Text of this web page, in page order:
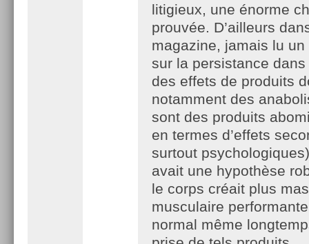
litigieux, une énorme
prouvée. D’ailleurs
magazine, jamais lu un
sur la persistance
des effets de produits
notamment des
sont des produits
en termes d’effets
surtout
avait une hypothèse
le corps créait plus
musculaire
normal même